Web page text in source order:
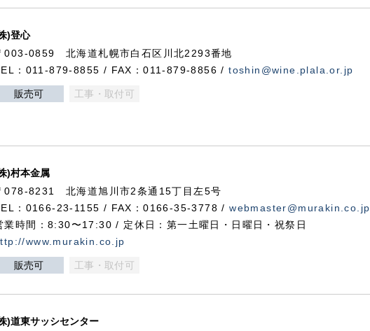
)登心
003-0859 北海道札幌市白石区川北2293番地
：011-879-8855 / FAX：011-879-8856 /toshin@wine.plala.or.jp
販売可 工事・取付可
)村本金属
078-8231 北海道旭川市2条通15丁目左5号
：0166-23-1155 / FAX：0166-35-3778 /webmaster@murakin.co.jp
業時間：8:30〜17:30 / 定休日：第一土曜日・日曜日・祝祭日
www.murakin.co.jp
販売可 工事・取付可
)道東サッシセンター